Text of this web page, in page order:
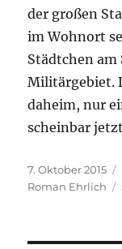
der großen
im Wohnort
Städtchen
Militärgebiet.
daheim, nur
scheinbar
Veröffentlicht
am
7. Oktober 2015
Roman Ehrlich